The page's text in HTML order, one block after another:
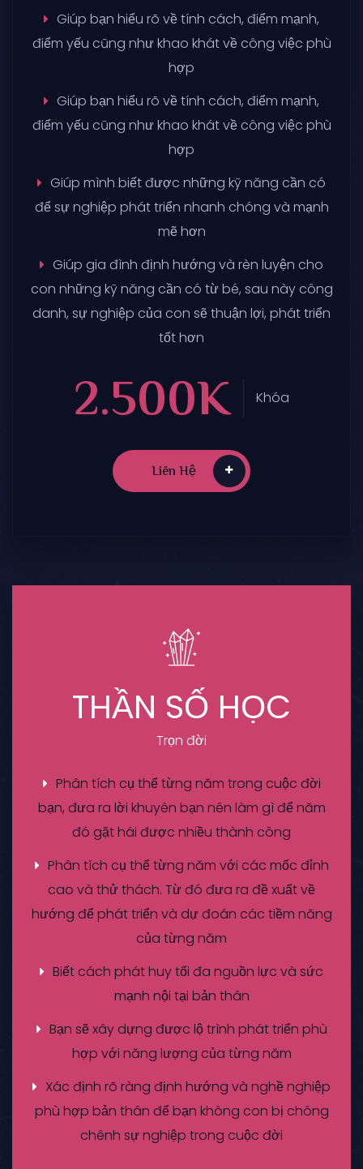
Giúp bạn hiểu rõ về tính cách, điểm mạnh,
điểm yếu cũng như khao khát về công việc phù
hợp
Giúp bạn hiểu rõ về tính cách, điểm mạnh,
điểm yếu cũng như khao khát về công việc phù
hợp
Giúp mình biết được những kỹ năng cần có
để sự nghiệp phát triển nhanh chóng và mạnh
mẽ hơn
Giúp gia đình định hướng và rèn luyện cho
con những kỹ năng cần có từ bé, sau này công
danh, sự nghiệp của con sẽ thuận lợi, phát triển
tốt hơn
2.500K Khóa
Liên Hệ
THẦN SỐ HỌC
Trọn đời
Phân tích cụ thể từng năm trong cuộc đời
bạn, đưa ra lời khuyên bạn nên làm gì để năm
đó gặt hái được nhiều thành công
Phân tích cụ thể từng năm với các mốc đỉnh
cao và thử thách. Từ đó đưa ra đề xuất về
hướng để phát triển và dự đoán các tiềm năng
của từng năm
Biết cách phát huy tối đa nguồn lực và sức
mạnh nội tại bản thân
Bạn sẽ xây dựng được lộ trình phát triển phù
hợp với năng lượng của từng năm
Xác định rõ ràng định hướng và nghề nghiệp
phù hợp bản thân để bạn không con bị chông
chênh sự nghiệp trong cuộc đời